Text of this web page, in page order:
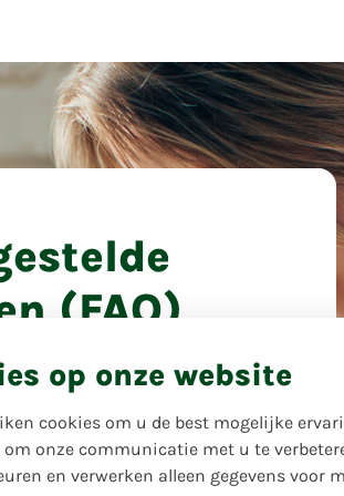
(FAQ)
meest gestelde vragen voor u
u snel verder kunt. Staat uw
Neem dan gerust contact
— we helpen u graag
op onze website
cookies om u de best mogelijke
om onze communicatie met u te
en verwerken alleen gegevens voor